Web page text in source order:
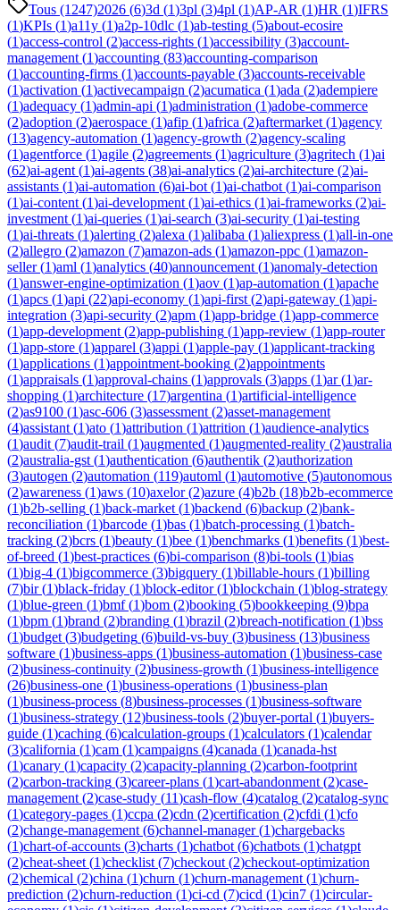
Tous (1247)2026 (6)3d (1)3pl (3)4pl (1)AP-AR (1)HR (1)IFRS
(1)KPIs (1)a11y (1)a2p-10dlc (1)ab-testing (5)about-ecosire
(1)access-control (2)access-rights (1)accessibility (3)account-
management (1)accounting (83)accounting-comparison
(1)accounting-firms (1)accounts-payable (3)accounts-receivable
(1)activation (1)activecampaign (2)acumatica (1)ada (2)adempiere
(1)adequacy (1)admin-api (1)administration (1)adobe-commerce
(2)adoption (2)aerospace (1)afip (1)africa (2)aftermarket (1)agency
(13)agency-automation (1)agency-growth (2)agency-scaling
(1)agentforce (1)agile (2)agreements (1)agriculture (3)agritech (1)ai
(62)ai-agent (1)ai-agents (38)ai-analytics (2)ai-architecture (2)ai-
assistants (1)ai-automation (6)ai-bot (1)ai-chatbot (1)ai-comparison
(1)ai-content (1)ai-development (1)ai-ethics (1)ai-frameworks (2)ai-
investment (1)ai-queries (1)ai-search (3)ai-security (1)ai-testing
(1)ai-threats (1)alerting (2)alexa (1)alibaba (1)aliexpress (1)all-in-one
(2)allegro (2)amazon (7)amazon-ads (1)amazon-ppc (1)amazon-
seller(1)aml (1)analytics (40)announcement (1)anomaly-detection
(1)answer-engine-optimization (1)aov (1)ap-automation (1)apache
(1)apcs (1)api (22)api-economy (1)api-first (2)api-gateway (1)api-
integration (3)api-security (2)apm (1)app-bridge (1)app-commerce
(1)app-development (2)app-publishing (1)app-review (1)app-router
(1)app-store (1)apparel (3)appi (1)apple-pay (1)applicant-tracking
(1)applications (1)appointment-booking (2)appointments
(1)appraisals (1)approval-chains (1)approvals (3)apps (1)ar(1)ar-
shopping (1)architecture (17)argentina (1)artificial-intelligence
(2)as9100 (1)asc-606 (3)assessment (2)asset-management
(4)assistant (1)ato (1)attribution (1)attrition (1)audience-analytics
(1)audit (7)audit-trail (1)augmented (1)augmented-reality (2)australia
(2)australia-gst (1)authentication (6)authentik (2)authorization
(3)autogen (2)automation (119)automl (1)automotive (5)autonomous
(2)awareness (1)aws (10)axelor(2)azure (4)b2b (18)b2b-ecommerce
(1)b2b-selling (1)back-market (1)backend (6)backup (2)bank-
reconciliation (1)barcode (1)bas (1)batch-processing (1)batch-
tracking (2)bcrs (1)beauty (1)bee (1)benchmarks (1)benefits (1)best-
of-breed (1)best-practices (6)bi-comparison (8)bi-tools (1)bias
(1)big-4 (1)bigcommerce (3)bigquery (1)billable-hours (1)billing
(7)bir(1)black-friday (1)block-editor(1)blockchain (1)blog-strategy
(1)blue-green (1)bmf(1)bom (2)booking (5)bookkeeping (9)bpa
(1)bpm (1)brand (2)branding (1)brazil (2)breach-notification (1)bss
(1)budget (3)budgeting (6)build-vs-buy (3)business (13)business
software (1)business-apps (1)business-automation (1)business-case
(2)business-continuity (2)business-growth (1)business-intelligence
(26)business-one (1)business-operations (1)business-plan
(1)business-process (8)business-processes (1)business-software
(1)business-strategy (12)business-tools (2)buyer-portal (1)buyers-
guide (1)caching (6)calculation-groups (1)calculators (1)calendar
(3)california (1)cam (1)campaigns (4)canada (1)canada-hst
(1)canary (1)capacity (2)capacity-planning (2)carbon-footprint
(2)carbon-tracking (3)career-plans (1)cart-abandonment (2)case-
management (2)case-study (11)cash-flow (4)catalog (2)catalog-sync
(1)category-pages (1)ccpa (2)cdn (2)certification (2)cfdi (1)cfo
(2)change-management (6)channel-manager(1)chargebacks
(1)chart-of-accounts (3)charts (1)chatbot (6)chatbots (1)chatgpt
(2)cheat-sheet (1)checklist (7)checkout (2)checkout-optimization
(2)chemical (2)china (1)churn (1)churn-management (1)churn-
prediction (2)churn-reduction (1)ci-cd (7)cicd (1)cin7 (1)circular-